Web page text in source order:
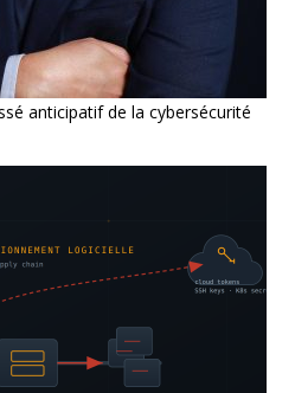
anticipatif de la cybersécurité